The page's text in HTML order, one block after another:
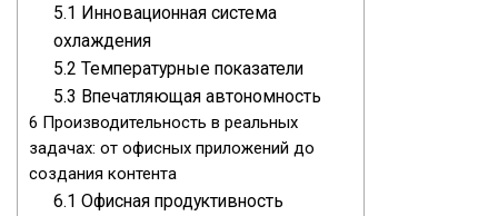
5.1 Инновационная система
охлаждения
5.2 Температурные показатели
5.3 Впечатляющая автономность
6 Производительность в реальных
задачах: от офисных приложений до
создания контента
6.1 Офисная продуктивность